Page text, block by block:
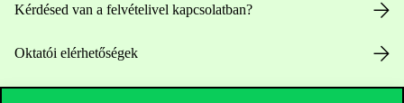
Kérdésed van a felvételivel kapcsolatban?
Oktatói elérhetőségek